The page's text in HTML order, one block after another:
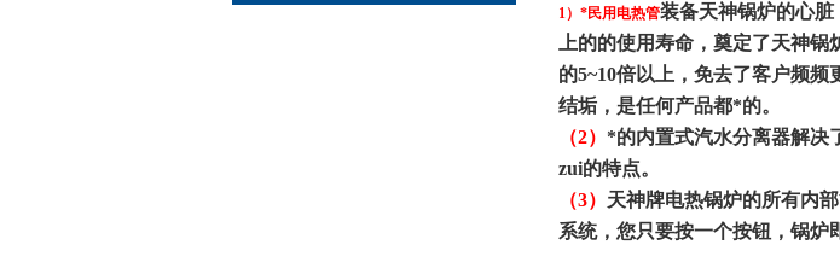
1）*民用电热管装备天神锅炉的心
上的的使用寿命，奠定了天神
的5~10倍以上，免去了客户频
结垢，是任何产品都*的。
（2） *的内置式汽水分离器解决
zui的特点。
（3） 天神牌电热锅炉的所有内
系统，您只要按一个按钮，锅炉